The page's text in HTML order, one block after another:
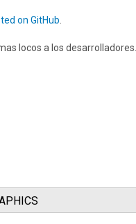
on GitHub
locos a los